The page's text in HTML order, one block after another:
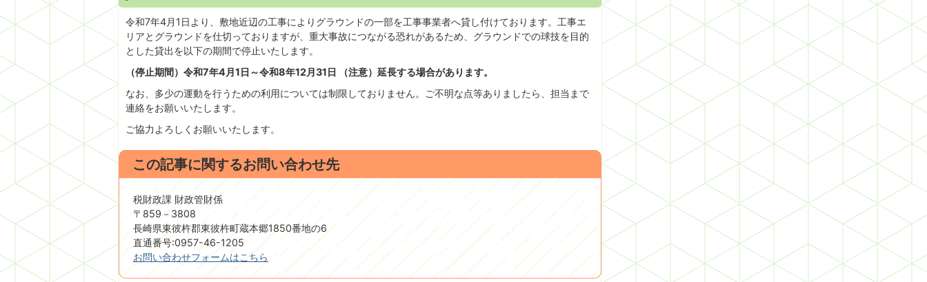
令和7年4月1日より、敷地近辺の工事によりグラウンドの一部を工事事業者へ貸し付けております。工事エ
リアとグラウンドを仕切っておりますが、重大事故につながる恐れがあるため、グラウンドでの球技を目的
とした貸出を以下の期間で停止いたします。
（停止期間）令和7年4月1日～令和8年12月31日 （注意）延長する場合があります。
なお、多少の運動を行うための利用については制限しておりません。ご不明な点等ありましたら、担当まで
連絡をお願いいたします。
ご協力よろしくお願いいたします。
この記事に関するお問い合わせ先
税財政課 財政管財係
〒859－3808
長崎県東彼杵郡東彼杵町蔵本郷1850番地の6
直通番号:0957-46-1205
お問い合わせフォームはこちら